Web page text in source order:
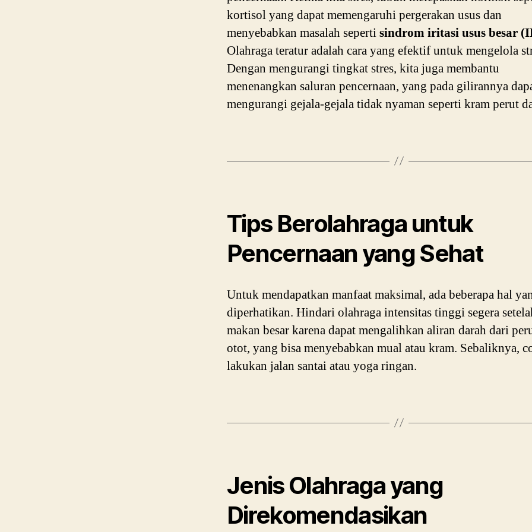
kortisol yang dapat memengaruhi pergerakan usus dan
menyebabkan masalah sepertisindrom iritasi usus besar
Olahraga teratur adalah cara yang efektif untuk mengelola
Dengan mengurangi tingkat stres, kita juga membantu
menenangkan saluran pencernaan, yang pada gilirannya
mengurangi gejala-gejala tidak nyaman seperti kram perut
Tips Berolahraga untuk
Pencernaan yang Sehat
Untuk mendapatkan manfaat maksimal, ada beberapa hal
diperhatikan. Hindari olahraga intensitas tinggi segera
makan besar karena dapat mengalihkan aliran darah dari
otot, yang bisa menyebabkan mual atau kram. Sebaliknya,
lakukan jalan santai atau yoga ringan.
Jenis Olahraga yang
Direkomendasikan